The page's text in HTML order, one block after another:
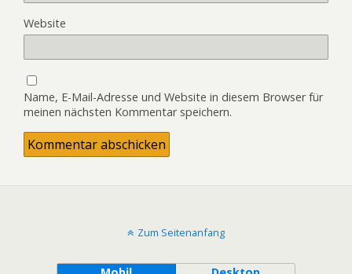
Website
Name, E-Mail-Adresse und Website in diesem Browser für
meinen nächsten Kommentar speichern.
Zum Seitenanfang